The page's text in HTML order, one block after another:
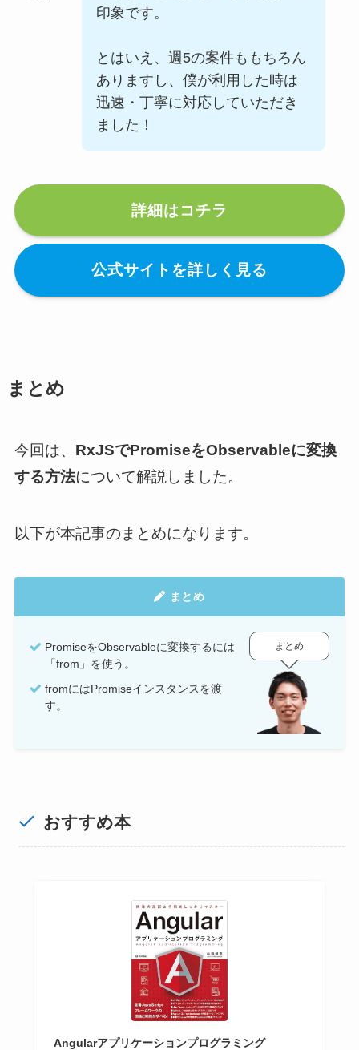
印象です。
とはいえ、週5の案件ももちろん
ありますし、僕が利用した時は
迅速・丁寧に対応していただき
ました！
詳細はコチラ
公式サイトを詳しく見る
まとめ
今回は、 RxJSでPromiseをObservableに変換
する方法について解説しました。
以下が本記事のまとめになります。
まとめ
PromiseをObservableに変換するには
「from」を使う。
fromにはPromiseインスタンスを渡
す。
まとめ
おすすめ本
Angularアプリケーションプログラミング